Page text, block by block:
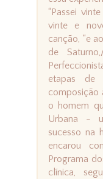
“Passei
vinte e
canção, “e
de
etapas de
composição
o homem
Urbana -
sucesso na
encarou
Programa
clínica,